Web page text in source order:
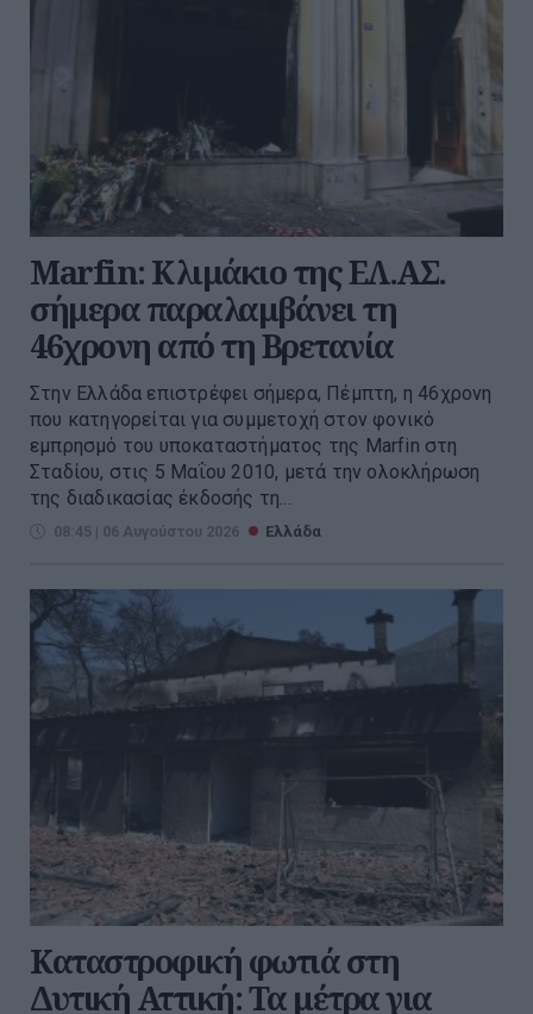
Marfin: Κλιμάκιο της ΕΛ.ΑΣ.
σήμερα παραλαμβάνει τη
46χρονη από τη Βρετανία
Στην Ελλάδα επιστρέφει σήμερα, Πέμπτη, η 46χρονη
που κατηγορείται για συμμετοχή στον φονικό
εμπρησμό του υποκαταστήματος της Marfin στη
Σταδίου, στις 5 Μαΐου 2010, μετά την ολοκλήρωση
της διαδικασίας έκδοσής τη...
08:45 | 06 Αυγούστου 2026 Ελλάδα
Καταστροφική φωτιά στη
Δυτική Αττική: Τα μέτρα για